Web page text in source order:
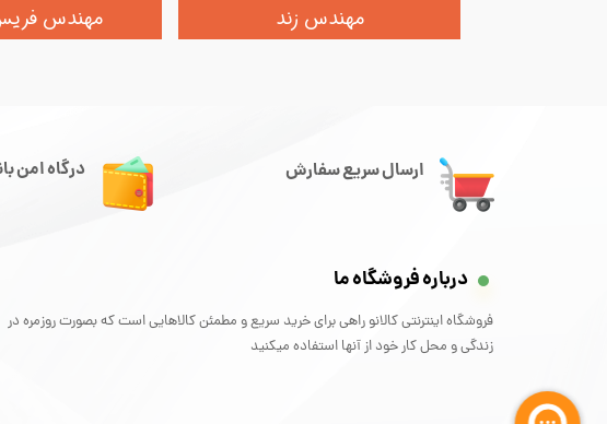
مهندس مهندس زند
ارسال سریع سفارش درگاه امن
درباره فروشگاه ما
فروشگاه اینترنتی کالانو راهی برای خرید سریع و مطمئن کالاهایی است که بصورت روزمره در
زندگی و محل کار خود از آنها استفاده میکنید